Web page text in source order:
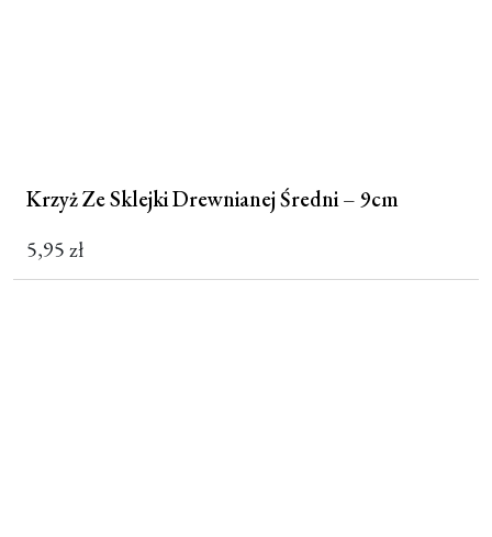
Krzyż Ze Sklejki Drewnianej Średni – 9cm
5,95zł